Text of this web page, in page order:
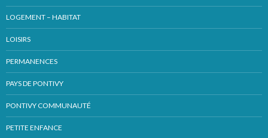
LOGEMENT – HABITAT
LOISIRS
PERMANENCES
PAYS DE PONTIVY
PONTIVY COMMUNAUTÉ
PETITE ENFANCE